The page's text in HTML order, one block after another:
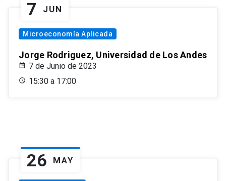
7 JUN
Microeconomía Aplicada
Jorge Rodriguez, Universidad de Los Andes
7 de Junio de 2023
15:30 a 17:00
26 MAY